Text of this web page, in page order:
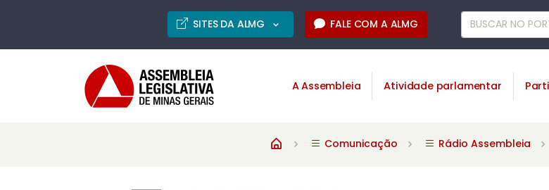
SITES DA ALMG FALE COM A ALMG
A Assembleia Atividade parlamentar
Comunicação Rádio Assembleia